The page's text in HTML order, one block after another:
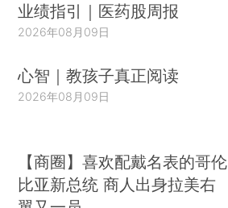
业绩指引｜医药股周报
2026年08月09日
心智｜教孩子真正阅读
2026年08月09日
【商圈】喜欢配戴名表的哥伦
比亚新总统 商人出身拉美右